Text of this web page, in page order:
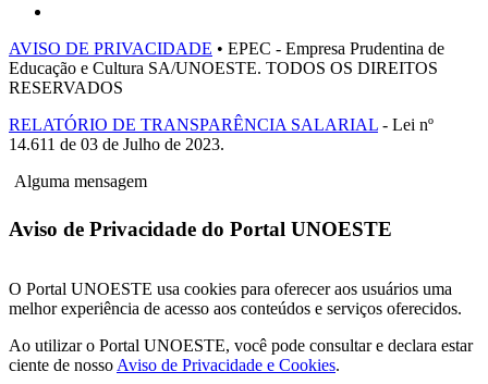
AVISO DE PRIVACIDADE • EPEC - Empresa Prudentina de
Educação e Cultura SA/UNOESTE. TODOS OS DIREITOS
RESERVADOS
RELATÓRIO DE TRANSPARÊNCIA SALARIAL - Lei nº
14.611 de 03 de Julho de 2023.
Alguma mensagem
Aviso de Privacidade do Portal UNOESTE
O Portal UNOESTE usa cookies para oferecer aos usuários uma
melhor experiência de acesso aos conteúdos e serviços oferecidos.
Ao utilizar o Portal UNOESTE, você pode consultar e declara estar
ciente de nosso Aviso de Privacidade e Cookies.